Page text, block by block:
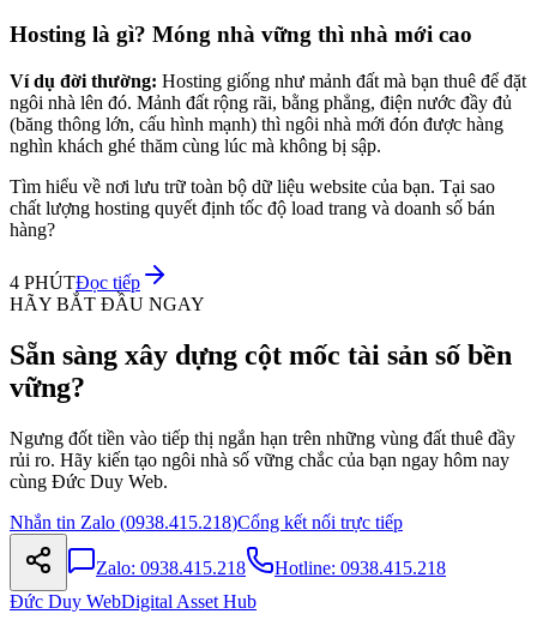
Hosting là gì? Móng nhà vững thì nhà mới cao
Ví dụ đời thường: Hosting giống như mảnh đất mà bạn thuê để đặt
ngôi nhà lên đó. Mảnh đất rộng rãi, bằng phẳng, điện nước đầy đủ
(băng thông lớn, cấu hình mạnh) thì ngôi nhà mới đón được hàng
nghìn khách ghé thăm cùng lúc mà không bị sập.
Tìm hiểu về nơi lưu trữ toàn bộ dữ liệu website của bạn. Tại sao
chất lượng hosting quyết định tốc độ load trang và doanh số bán
hàng?
4 PHÚTĐọc tiếp
HÃY BẮT ĐẦU NGAY
Sẵn sàng xây dựng cột mốc tài sản số bền
vững?
Ngưng đốt tiền vào tiếp thị ngắn hạn trên những vùng đất thuê đầy
rủi ro. Hãy kiến tạo ngôi nhà số vững chắc của bạn ngay hôm nay
cùng Đức Duy Web.
Nhắn tin Zalo (0938.415.218)Cổng kết nối trực tiếp
Zalo: 0938.415.218 Hotline: 0938.415.218
Đức Duy WebDigital Asset Hub